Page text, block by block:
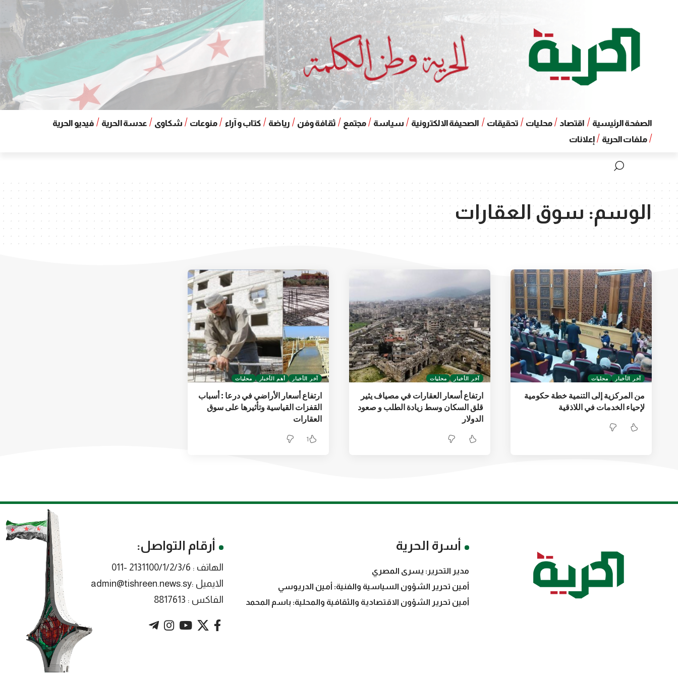
الصفحة الرئيسية اقتصاد محليات تحقيقات الصحيفة الالكترونية سياسة مجتمع ثقافة وفن رياضة كتاب و آراء منوعات شكاوى عدسة الحرية
فيديو الحرية
ملفات الحرية
إعلانات
الوسم:سوق العقارات
آخر الأخبار محليات
من المركزية إلى التنمية خطة حكومية
لإحياء الخدمات في اللاذقية
آخر الأخبار محليات
ارتفاع أسعار العقارات في مصياف يثير
قلق السكان وسط زيادة الطلب و صعود
الدولار
آخر الأخبار أهم الأخبار محليات
ارتفاع أسعار الأراضي في درعا : أسباب
القفزات القياسية وتأثيرها على سوق
العقارات
1
أسرة الحرية
مدير التحرير: يسرى المصري
أمين تحرير الشؤون السياسية والفنية: أمين الدريوسي
أمين تحرير الشؤون الاقتصادية والثقافية والمحلية: باسم المحمد
أرقام التواصل:
الهاتف : 2131100/1/2/3/6 -011
الايميل :admin@tishreen.news.sy
الفاكس : 8817613